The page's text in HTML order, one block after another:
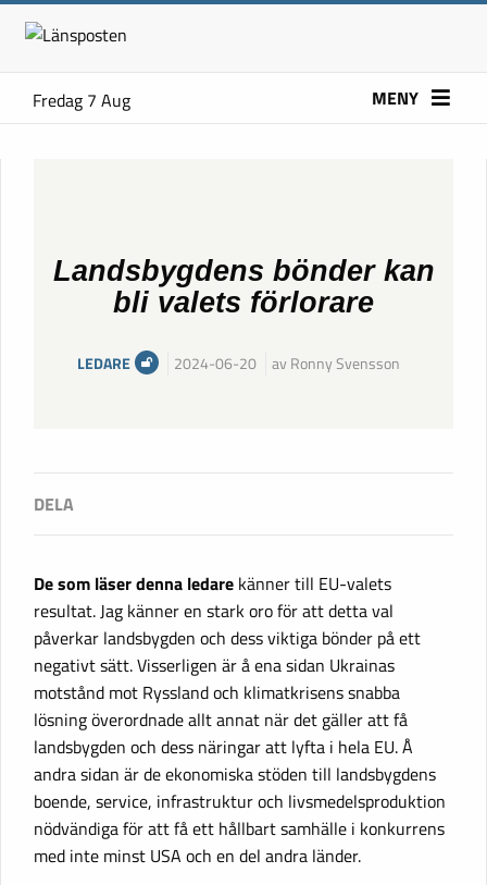
Fredag 7 Aug MENY
Landsbygdens bönder kan
bli valets förlorare
LEDARE 2024-06-20 av Ronny Svensson
De som läser denna ledare känner till EU-valets
resultat. Jag känner en stark oro för att detta val
påverkar landsbygden och dess viktiga bönder på ett
negativt sätt. Visserligen är å ena sidan Ukrainas
motstånd mot Ryssland och klimatkrisens snabba
lösning överordnade allt annat när det gäller att få
landsbygden och dess näringar att lyfta i hela EU. Å
andra sidan är de ekonomiska stöden till landsbygdens
boende, service, infrastruktur och livsmedelsproduktion
nödvändiga för att få ett hållbart samhälle i konkurrens
med inte minst USA och en del andra länder.